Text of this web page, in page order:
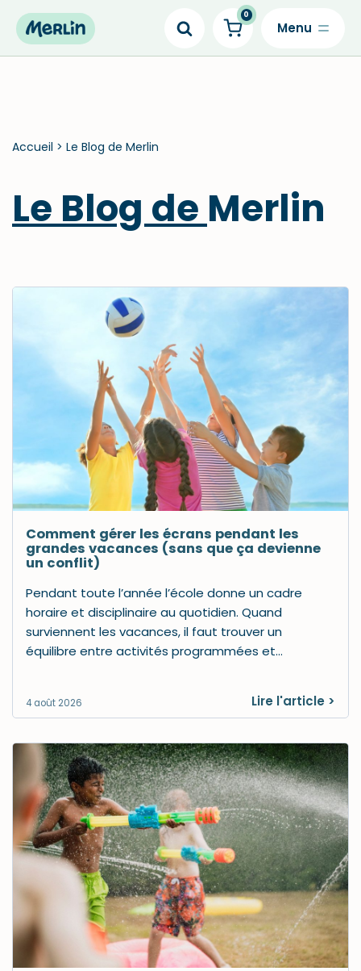
Skip
0
Accueil > Le Blog de Merlin
Le Blog de Merlin
Comment gérer les écrans pendant les
grandes vacances (sans que ça devienne
un conflit)
4 août 2026
Pendant toute l’année l’école donne un cadre
horaire et disciplinaire au quotidien. Quand
surviennent les vacances, il faut trouver un
équilibre entre activités programmées et…
Lire l'article >